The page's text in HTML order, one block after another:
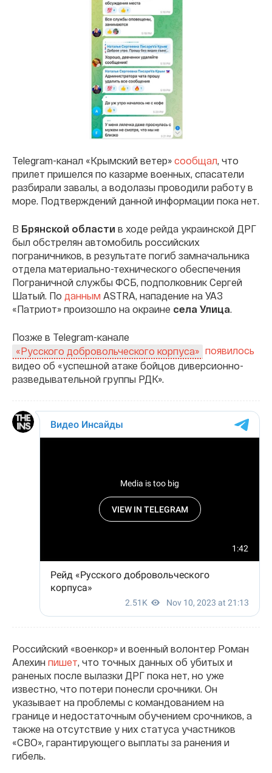
Telegram-канал «Крымский ветер» сообщал, что
прилет пришелся по казарме военных, спасатели
разбирали завалы, а водолазы проводили работу в
море. Подтверждений данной информации пока нет.
В Брянской области в ходе рейда украинской ДРГ
был обстрелян автомобиль российских
пограничников, в результате погиб замначальника
отдела материально-технического обеспечения
Пограничной службы ФСБ, подполковник Сергей
Шатый. По данным ASTRA, нападение на УАЗ
«Патриот» произошло на окраине села Улица.
Позже в Telegram-канале
«Русского добровольческого корпуса» появилось
видео об «успешной атаке бойцов диверсионно-
разведывательной группы РДК».
Российский «военкор» и военный волонтер Роман
Алехин пишет, что точных данных об убитых и
раненых после вылазки ДРГ пока нет, но уже
известно, что потери понесли срочники. Он
указывает на проблемы с командованием на
границе и недостаточным обучением срочников, а
также на отсутствие у них статуса участников
«СВО», гарантирующего выплаты за ранения и
гибель.